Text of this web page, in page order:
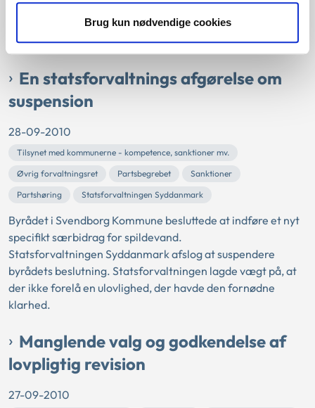
Brug kun nødvendige cookies
forskelsbehandling.
Statsforvaltningen Nordjylland vurderede derfor, at Thisted
Kommune havde...
En statsforvaltnings afgørelse om
suspension
28-09-2010
Tilsynet med kommunerne - kompetence, sanktioner mv.
Øvrig forvaltningsret
Partsbegrebet
Sanktioner
Partshøring
Statsforvaltningen Syddanmark
Byrådet i Svendborg Kommune besluttede at indføre et nyt
specifikt særbidrag for spildevand.
Statsforvaltningen Syddanmark afslog at suspendere
byrådets beslutning. Statsforvaltningen lagde vægt på, at
der ikke forelå en ulovlighed, der havde den fornødne
klarhed.
Manglende valg og godkendelse af
lovpligtig revision
27-09-2010